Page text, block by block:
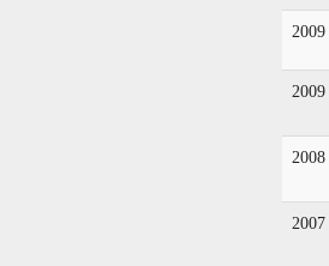
2009
2009
2008
2007